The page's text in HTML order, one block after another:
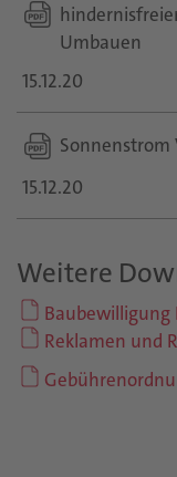
Umbauen
15.12.20
Sonnenstrom
15.12.20
Weitere
Baubewilligung
Reklamen und